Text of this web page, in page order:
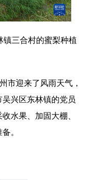
化 数字经济
三合村的蜜梨种植
迎来了风雨天气，
兴区东林镇的党员
水果、加固大棚、
。